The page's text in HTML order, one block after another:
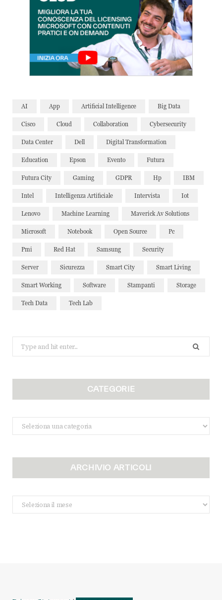
AI App Artificial Intelligence Big Data
Cisco Cloud Collaboration Cybersecurity
Data Center Dell Digital Transformation
Education Epson Evento Futura
Futura City Gaming GDPR Hp IBM
Intel Intelligenza Artificiale Intervista Iot
Lenovo Machine Learning Maverick Av Solutions
Microsoft Notebook Open Source Pc
Pmi Red Hat Samsung Security
Server Sicurezza Smart City Smart Living
Smart Working Software Stampanti Storage
Tech Data Tech Lab
for:
CATEGORIE
Categorie
ARCHIVIO ARTICOLI
Archivio
Articoli